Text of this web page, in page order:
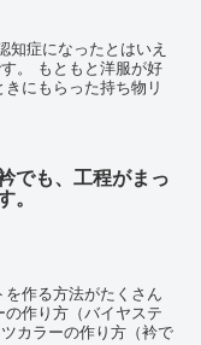
知症になったとはいえ
。 もともと洋服が好
にもらった持ち物リ
でも、工程がまっ
。
作る方法がたくさん
作り方（バイヤステ
カラーの作り方（衿で